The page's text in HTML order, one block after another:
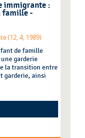
immigrante :
famille -
(12, 4, 1989)
de famille
garderie
la transition entre
garderie, ainsi